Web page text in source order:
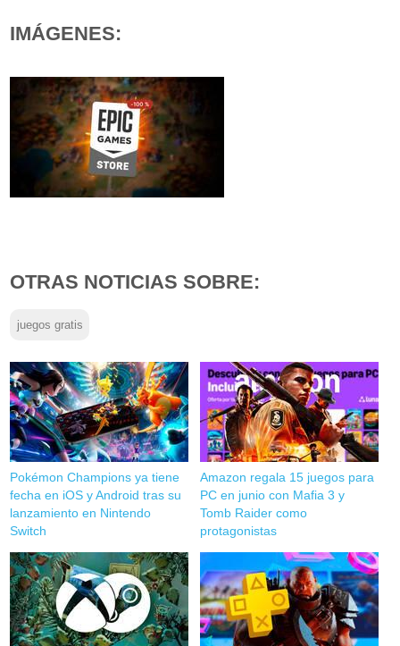
IMÁGENES:
OTRAS NOTICIAS SOBRE:
juegos gratis
Pokémon Champions ya tiene
fecha en iOS y Android tras su
lanzamiento en Nintendo
Switch
Amazon regala 15 juegos para
PC en junio con Mafia 3 y
Tomb Raider como
protagonistas